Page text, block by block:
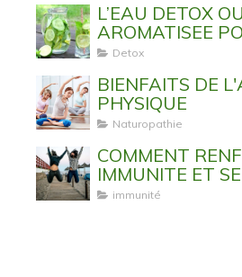
L’EAU DETOX
AROMATISEE
L’UTILE A
Detox
BIENFAITS DE
PHYSIQUE
Naturopathie
COMMENT
IMMUNITE ET
DES VIRUS ET
immunité